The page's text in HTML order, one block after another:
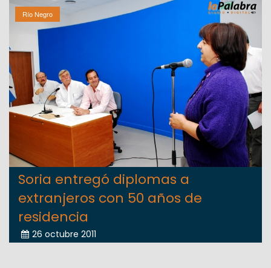
Río Negro
Soria entregó diplomas a
extranjeros con 50 años de
residencia
26 octubre 2011